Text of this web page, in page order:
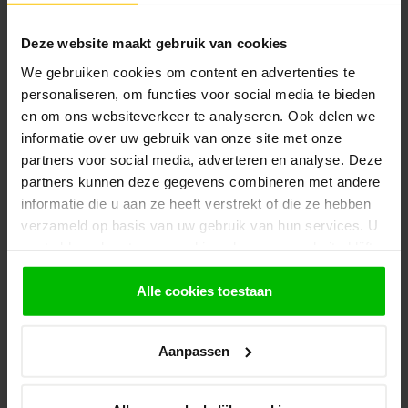
Deze website maakt gebruik van cookies
We gebruiken cookies om content en advertenties te
personaliseren, om functies voor social media te bieden
en om ons websiteverkeer te analyseren. Ook delen we
informatie over uw gebruik van onze site met onze
partners voor social media, adverteren en analyse. Deze
partners kunnen deze gegevens combineren met andere
informatie die u aan ze heeft verstrekt of die ze hebben
verzameld op basis van uw gebruik van hun services. U
gebruiken.
Alle cookies toestaan
Aanpassen
Op voorraad in webshop
VAN GELDER IJZERWAREN
pir dakisolatie
Op voorraad in webshop
€10,05
VAN GELDER IJZERWAREN
Isolatie schijven
Op voorraad in webshop
€0,17
Prieel modern groot
Op voorraad in webshop
VAN GELDER HOUT
Materiaalpakket 300x300cm